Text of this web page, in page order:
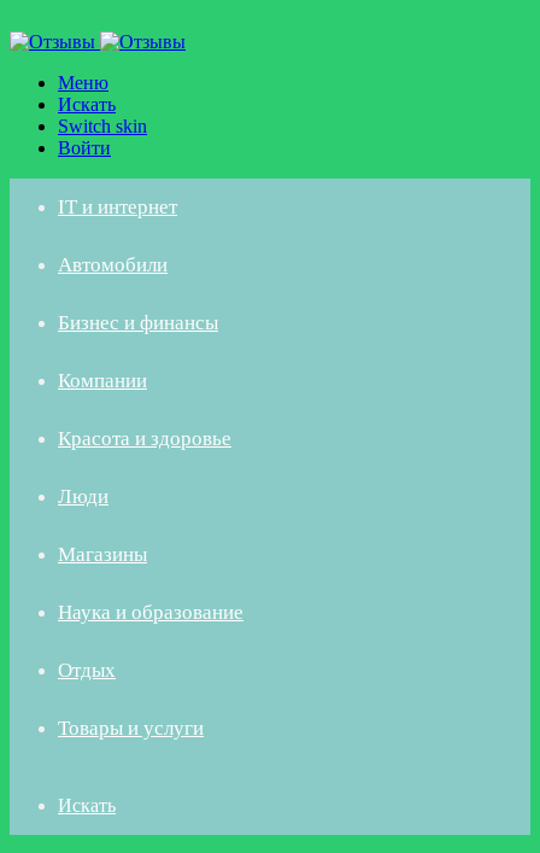
Меню
Искать
Switch skin
Войти
IT и интернет
Автомобили
Бизнес и финансы
Компании
Красота и здоровье
Люди
Магазины
Наука и образование
Отдых
Товары и услуги
Искать